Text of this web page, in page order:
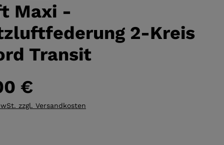
Bewertung von 0 von 5 Sternen
Maxi -
2-Kreis
Transit
€
zzgl. Versandkosten